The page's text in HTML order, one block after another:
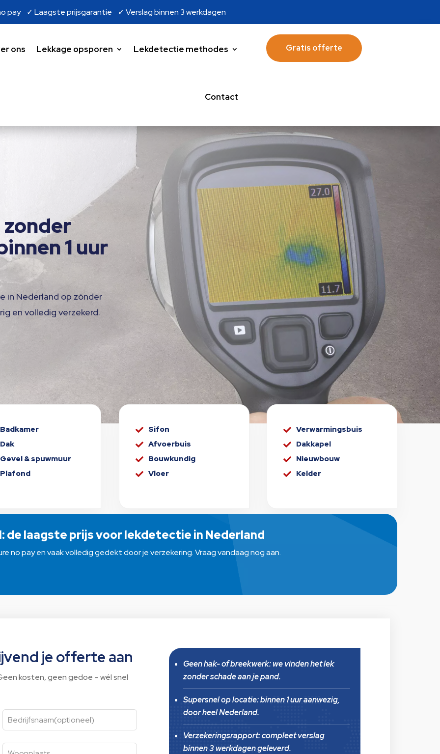
pay ✓ Laagste prijsgarantie ✓ Verslag binnen 3 werkdagen
ons Lekkage opsporen Lekdetectie methodes
Contact
Gratis offerte
1 uur
in Nederland op zónder
en volledig verzekerd.
Badkamer
Dak
Gevel & spuwmuur
Plafond
 Sifon
 Afvoerbuis
 Bouwkundig
 Vloer
 Verwarmingsbuis
 Dakkapel
 Nieuwbouw
 Kelder
de laagste prijs voor lekdetectie in Nederland
no pay en vaak volledig gedekt door je verzekering. Vraag vandaag nog aan.
je offerte aan
kosten, geen gedoe – wél snel
Geen hak- of breekwerk:we vinden het lek
zonder schade aan je pand.
Supersnel op locatie:binnen 1 uur aanwezig,
door heel Nederland.
Verzekeringsrapport:compleet verslag
binnen 3 werkdagen geleverd.